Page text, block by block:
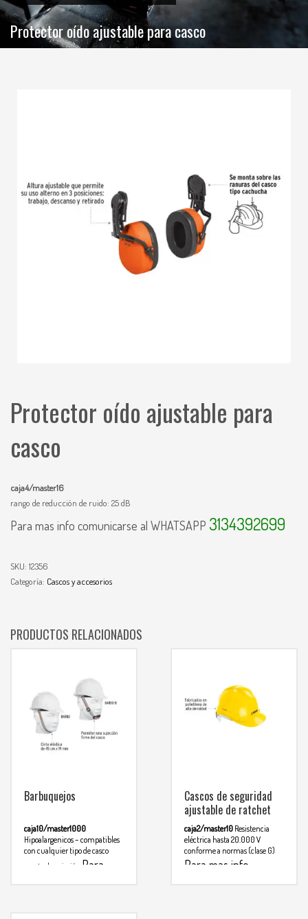
Protector oído ajustable para casco
Protector oído ajustable para
casco
caja4/master16
rango de reducción de ruido: 25 dB
Para mas info comunicarse al WHATSAPP 3134392699
SKU: 12356
Categoría: Cascos y accesorios
PRODUCTOS RELACIONADOS
Barbuquejos
caja10/master1000
Hipoalargenicos – compatibles
con cualquier tipo de casco
punto de sujesión
Para
Cascos de seguridad
ajustable de ratchet
caja2/master10 Resistencia
eléctrica hasta 20.000 V
conforme a normas (clase G)
Para mas info